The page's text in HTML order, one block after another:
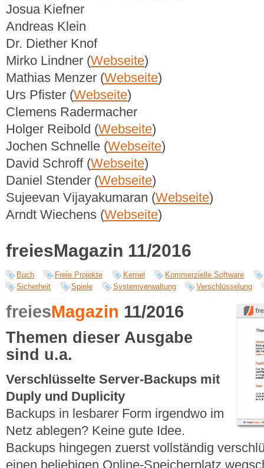
Josua Kiefner
Andreas Klein
Dr. Diether Knof
Mirko Lindner (Webseite)
Mathias Menzer (Webseite)
Urs Pfister (Webseite)
Clemens Radermacher
Holger Reibold (Webseite)
Jochen Schnelle (Webseite)
David Schroff (Webseite)
Daniel Stender (Webseite)
Sujeevan Vijayakumaran (Webseite)
Arndt Wiechens (Webseite)
freiesMagazin 11/2016
Buch Freie Projekte Kernel
Kommerzielle Software
Sicherheit
Spiele Systemverwaltung Verschlüsselung
freiesMagazin 11/2016
Themen dieser Ausgabe
sind u.a.
Verschlüsselte Server-Backups mit
Duply und Duplicity
Backups in lesbarer Form irgendwo im
Netz ablegen? Keine gute Idee.
Backups hingegen zuerst vollständig
einen beliebigen Online-Speicherplatz